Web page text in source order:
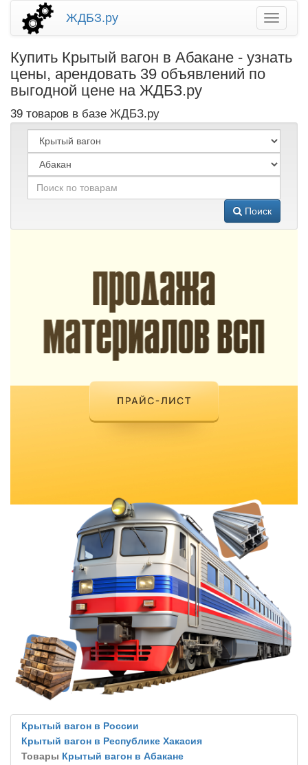
ЖДБЗ.ру
Купить Крытый вагон в Абакане - узнать
цены, арендовать 39 объявлений по
выгодной цене на ЖДБЗ.ру
39 товаров в базе ЖДБЗ.ру
Поиск
Крытый вагон в России
Крытый вагон в Республике Хакасия
Товары Крытый вагон в Абакане